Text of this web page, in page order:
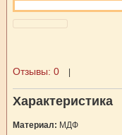
Отзывы: 0
Характеристика
Материал: МДФ